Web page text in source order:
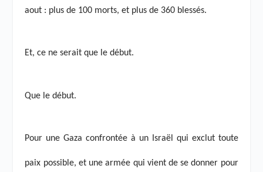
aout : plus de 100 morts, et plus de 360 blessés.
Et, ce ne serait que le début.
Que le début.
Pour une Gaza confrontée à un Israël qui exclut toute
paix possible, et une armée qui vient de se donner pour